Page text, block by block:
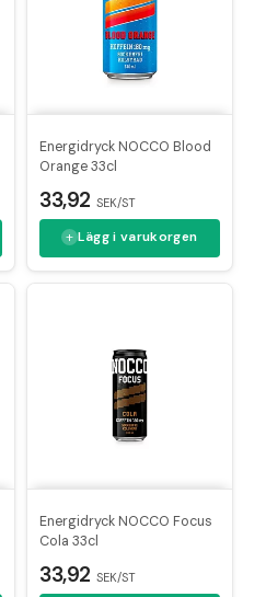
Energidryck NOCCO Blood
Orange 33cl
33,92 SEK/ST
Lägg i varukorgen
Energidryck NOCCO Focus
Cola 33cl
33,92 SEK/ST